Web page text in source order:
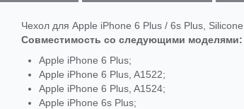
Чехол для Apple iPhone 6 Plus / 6s Plus,
Совместимость со следующими моделями:
Apple iPhone 6 Plus;
Apple iPhone 6 Plus, A1522;
Apple iPhone 6 Plus, A1524;
Apple iPhone 6s Plus;